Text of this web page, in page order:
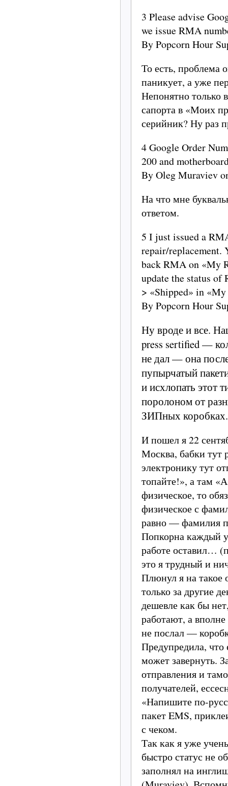
3 Please advise
we issue RMA
By Popcorn Hour
То есть, проблема
паникует, а уже
Непонятно только
сапорта в «Моих
серийник? Ну раз
4 Google Order
200 and
By Oleg Muraviev
На что мне
ответом.
5 I just issued a
repair/replacement.
back RMA on «My
update the status
> «Shipped» in
By Popcorn Hour
Ну вроде и все.
press sertified —
не дал — она
пупырчатый
и исхлопать этот
поролоном от
ЗИПных
И пошел я 22
Москва, бабки тут
электронику тут
топайте!», а там
физическое, то
физическое с
равно — фамилия
Попкорна каждый
работе оставил…
это я трудный и
Плюнул я на такое
только за другие
дешевле как бы
работают, а
не послал —
Предупредила, что
может завернуть.
отправления и
получателей,
«Напишите по-
пакет EMS,
с чеком.
Так как я уже
быстро статус не
заполнял на